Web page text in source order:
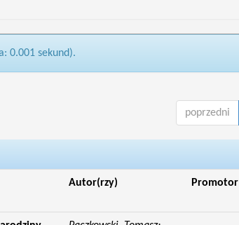
0.001 sekund).
poprzedni
Autor(rzy) Promotor